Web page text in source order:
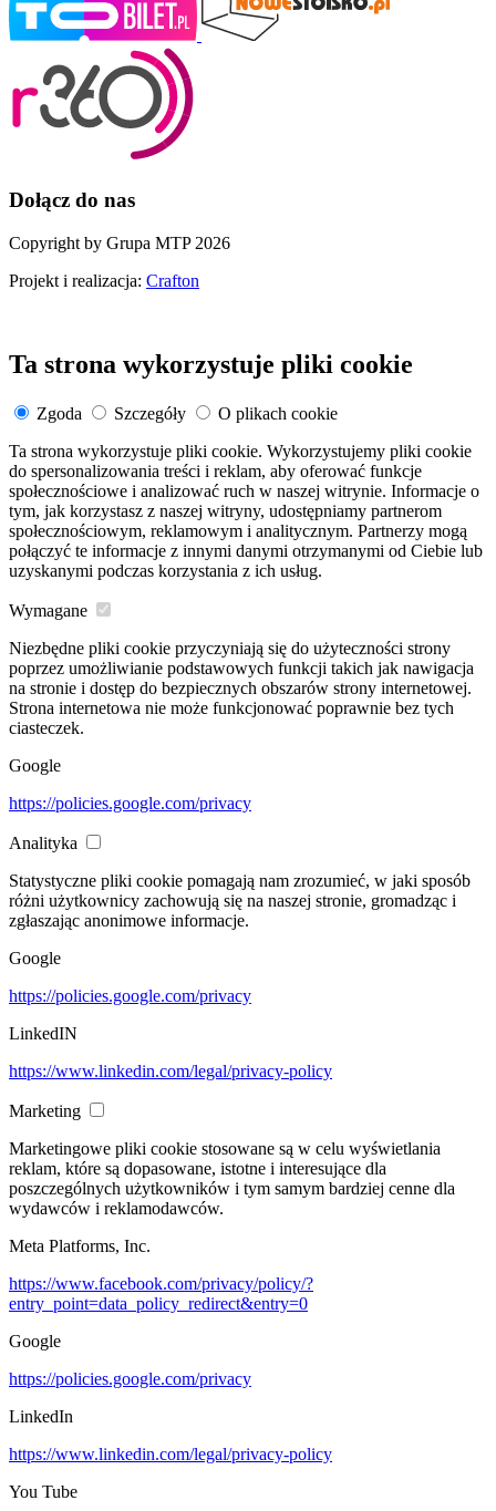
Dołącz do nas
Copyright by Grupa MTP 2026
Projekt i realizacja: Crafton
Ta strona wykorzystuje pliki cookie
Zgoda Szczegóły
O plikach cookie
Ta strona wykorzystuje pliki cookie. Wykorzystujemy pliki cookie
do spersonalizowania treści i reklam, aby oferować funkcje
społecznościowe i analizować ruch w naszej witrynie. Informacje o
tym, jak korzystasz z naszej witryny, udostępniamy partnerom
społecznościowym, reklamowym i analitycznym. Partnerzy mogą
połączyć te informacje z innymi danymi otrzymanymi od Ciebie lub
uzyskanymi podczas korzystania z ich usług.
Wymagane
Niezbędne pliki cookie przyczyniają się do użyteczności strony
poprzez umożliwianie podstawowych funkcji takich jak nawigacja
na stronie i dostęp do bezpiecznych obszarów strony internetowej.
Strona internetowa nie może funkcjonować poprawnie bez tych
ciasteczek.
Google
https://policies.google.com/privacy
Analityka
Statystyczne pliki cookie pomagają nam zrozumieć, w jaki sposób
różni użytkownicy zachowują się na naszej stronie, gromadząc i
zgłaszając anonimowe informacje.
Google
https://policies.google.com/privacy
LinkedIN
https://www.linkedin.com/legal/privacy-policy
Marketing
Marketingowe pliki cookie stosowane są w celu wyświetlania
reklam, które są dopasowane, istotne i interesujące dla
poszczególnych użytkowników i tym samym bardziej cenne dla
wydawców i reklamodawców.
Meta Platforms, Inc.
https://www.facebook.com/privacy/policy/?
entry_point=data_policy_redirect&entry=0
Google
https://policies.google.com/privacy
LinkedIn
https://www.linkedin.com/legal/privacy-policy
You Tube